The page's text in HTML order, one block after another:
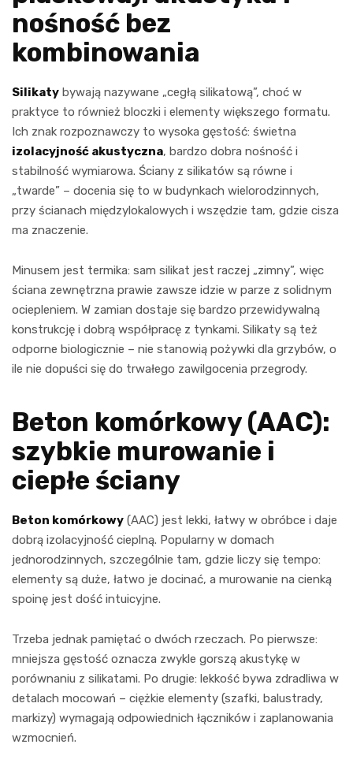
nośność bez
kombinowania
Silikaty bywają nazywane „cegłą silikatową”, choć w
praktyce to również bloczki i elementy większego formatu.
Ich znak rozpoznawczy to wysoka gęstość: świetna
izolacyjność akustyczna, bardzo dobra nośność i
stabilność wymiarowa. Ściany z silikatów są równe i
„twarde” – docenia się to w budynkach wielorodzinnych,
przy ścianach międzylokalowych i wszędzie tam, gdzie cisza
ma znaczenie.
Minusem jest termika: sam silikat jest raczej „zimny”, więc
ściana zewnętrzna prawie zawsze idzie w parze z solidnym
ociepleniem. W zamian dostaje się bardzo przewidywalną
konstrukcję i dobrą współpracę z tynkami. Silikaty są też
odporne biologicznie – nie stanowią pożywki dla grzybów, o
ile nie dopuści się do trwałego zawilgocenia przegrody.
Beton komórkowy (AAC):
szybkie murowanie i
ciepłe ściany
Beton komórkowy (AAC) jest lekki, łatwy w obróbce i daje
dobrą izolacyjność cieplną. Popularny w domach
jednorodzinnych, szczególnie tam, gdzie liczy się tempo:
elementy są duże, łatwo je docinać, a murowanie na cienką
spoinę jest dość intuicyjne.
Trzeba jednak pamiętać o dwóch rzeczach. Po pierwsze:
mniejsza gęstość oznacza zwykle gorszą akustykę w
porównaniu z silikatami. Po drugie: lekkość bywa zdradliwa w
detalach mocowań – ciężkie elementy (szafki, balustrady,
markizy) wymagają odpowiednich łączników i zaplanowania
wzmocnień.